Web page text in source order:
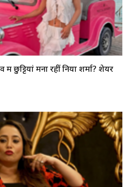
छुट्टियां मना रहीं निया शर्मा? शेयर